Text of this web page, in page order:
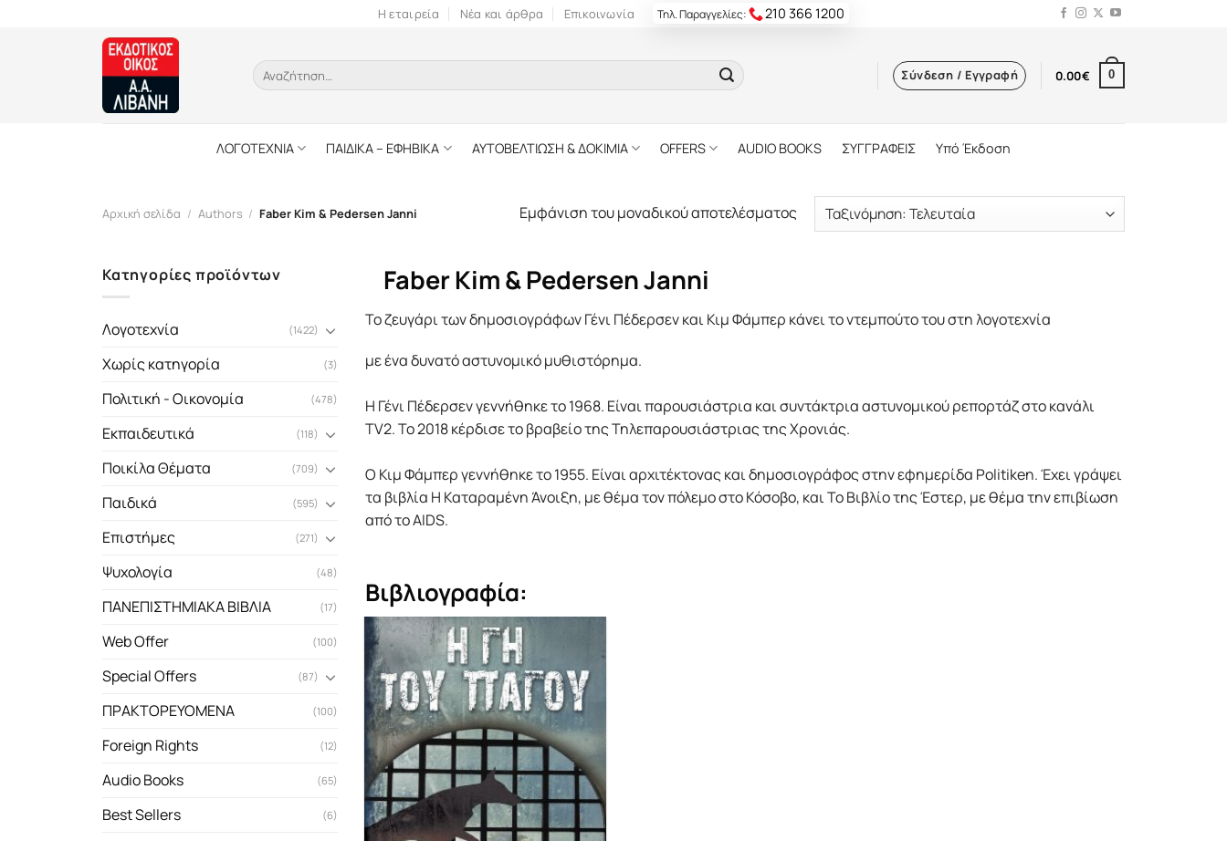
Η εταιρεία Νέα και άρθρα Επικοινωνία Τηλ. Παραγγελίες: 210 366 1200
Αναζήτηση
για:
Σύνδεση / Εγγραφή 0.00€ 0
ΛΟΓΟΤΕΧΝΙΑ ΠΑΙΔΙΚΑ – ΕΦΗΒΙΚΑ ΑΥΤΟΒΕΛΤΙΩΣΗ & ΔΟΚΙΜΙΑ OFFERS AUDIO BOOKS ΣΥΓΓΡΑΦΕΙΣ Υπό Έκδοση
Αρχική σελίδα / Authors / Faber Kim & Pedersen Janni Εμφάνιση του μοναδικού αποτελέσματος
Κατηγορίες προϊόντων
Λογοτεχνία (1422)
Χωρίς κατηγορία (3)
Πολιτική - Οικονομία (478)
Εκπαιδευτικά (118)
Ποικίλα Θέματα (709)
Παιδικά (595)
Επιστήμες (271)
Ψυχολογία (48)
ΠΑΝΕΠΙΣΤΗΜΙΑΚΑ ΒΙΒΛΙΑ (17)
Web Offer (100)
Special Offers (87)
ΠΡΑΚΤΟΡΕΥΟΜΕΝΑ (100)
Foreign Rights (12)
Audio Books (65)
Best Sellers (6)
Faber Kim & Pedersen Janni
Το ζευγάρι των δημοσιογράφων Γένι Πέδερσεν και Κιμ Φάμπερ κάνει το ντεμπούτο του στη λογοτεχνία
με ένα δυνατό αστυνομικό μυθιστόρημα.
Η Γένι Πέδερσεν γεννήθηκε το 1968. Είναι παρουσιάστρια και συντάκτρια αστυνομικού ρεπορτάζ στο κανάλι
TV2. Το 2018 κέρδισε το βραβείο της Τηλεπαρουσιάστριας της Χρονιάς.
Ο Κιμ Φάμπερ γεννήθηκε το 1955. Είναι αρχιτέκτονας και δημοσιογράφος στην εφημερίδα Politiken. Έχει γράψει
τα βιβλία Η Καταραμένη Άνοιξη, με θέμα τον πόλεμο στο Κόσοβο, και Το Βιβλίο της Έστερ, με θέμα την επιβίωση
από το AIDS.
Βιβλιογραφία: